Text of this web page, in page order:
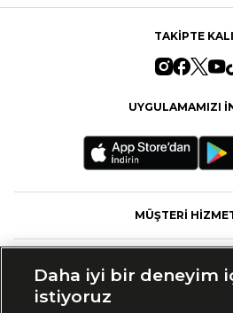
TAKİPTE
UYGULAMAMIZI
MÜŞTERİ
Daha iyi bir deneyim
istiyoruz